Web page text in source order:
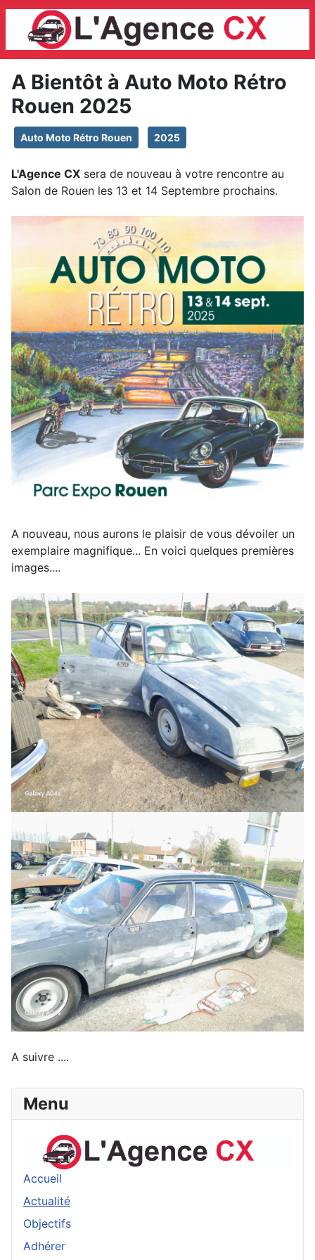
Menu
Accueil
Actualité
Objectifs
Adhérer
A Bientôt à Auto Moto Rétro
Rouen 2025
Auto Moto Rétro Rouen 2025
L'Agence CX sera de nouveau à votre rencontre au
Salon de Rouen les 13 et 14 Septembre prochains.
A nouveau, nous aurons le plaisir de vous dévoiler un
exemplaire magnifique... En voici quelques premières
images....
A suivre ....